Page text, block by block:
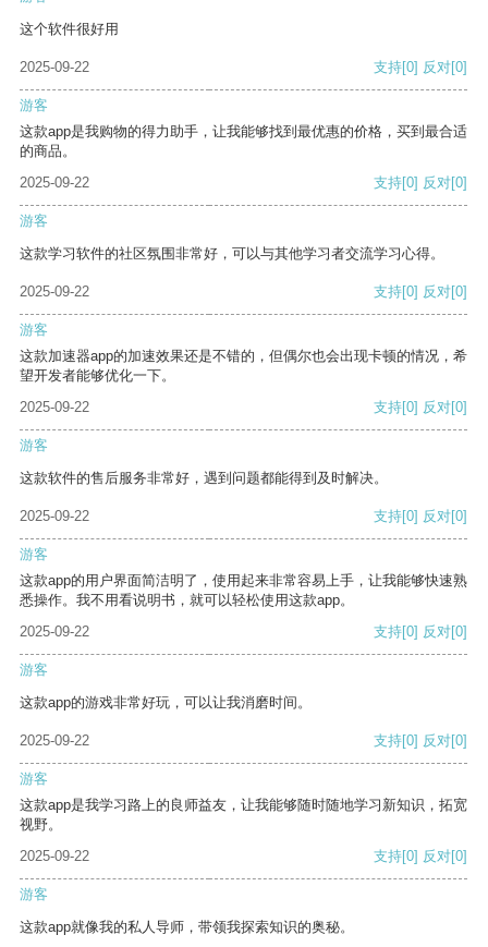
这个软件很好用
2025-09-22 支持[0] 反对[0]
游客
这款app是我购物的得力助手，让我能够找到最优惠的价格，买到最合适
的商品。
2025-09-22
支持[0] 反对[0]
游客
这款学习软件的社区氛围非常好，可以与其他学习者交流学习心得。
2025-09-22 支持[0] 反对[0]
游客
这款加速器app的加速效果还是不错的，但偶尔也会出现卡顿的情况，希
望开发者能够优化一下。
2025-09-22
支持[0] 反对[0]
游客
这款软件的售后服务非常好，遇到问题都能得到及时解决。
2025-09-22 支持[0] 反对[0]
游客
这款app的用户界面简洁明了，使用起来非常容易上手，让我能够快速熟
悉操作。我不用看说明书，就可以轻松使用这款app。
2025-09-22
支持[0] 反对[0]
游客
这款app的游戏非常好玩，可以让我消磨时间。
2025-09-22 支持[0] 反对[0]
游客
这款app是我学习路上的良师益友，让我能够随时随地学习新知识，拓宽
视野。
2025-09-22
支持[0] 反对[0]
游客
这款app就像我的私人导师，带领我探索知识的奥秘。